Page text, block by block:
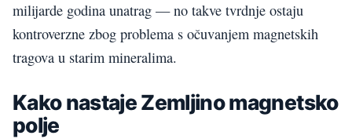
milijarde godina unatrag — no takve tvrdnje ostaju
kontroverzne zbog problema s očuvanjem magnetskih
tragova u starim mineralima.
Kako nastaje Zemljino magnetsko
polje